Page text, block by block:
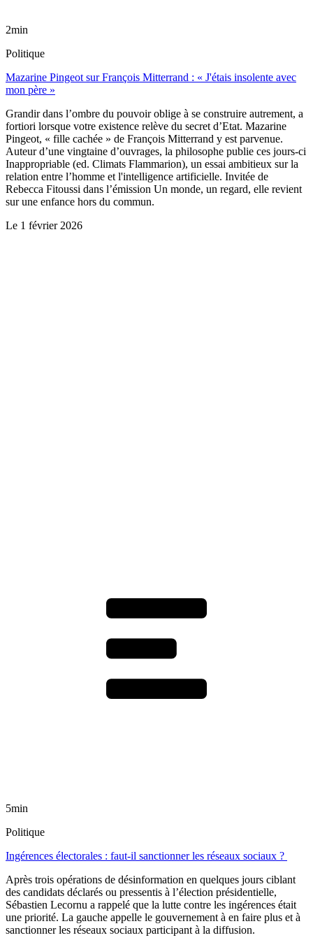
2min
Politique
Mazarine Pingeot sur François Mitterrand : « J'étais insolente avec
mon père »
Grandir dans l’ombre du pouvoir oblige à se construire autrement, a
fortiori lorsque votre existence relève du secret d’Etat. Mazarine
Pingeot, « fille cachée » de François Mitterrand y est parvenue.
Auteur d’une vingtaine d’ouvrages, la philosophe publie ces jours-ci
Inappropriable (ed. Climats Flammarion), un essai ambitieux sur la
relation entre l’homme et l'intelligence artificielle. Invitée de
Rebecca Fitoussi dans l’émission Un monde, un regard, elle revient
sur une enfance hors du commun.
Le 1 février 2026
5min
Politique
Ingérences électorales : faut-il sanctionner les réseaux sociaux ?
Après trois opérations de désinformation en quelques jours ciblant
des candidats déclarés ou pressentis à l’élection présidentielle,
Sébastien Lecornu a rappelé que la lutte contre les ingérences était
une priorité. La gauche appelle le gouvernement à en faire plus et à
sanctionner les réseaux sociaux participant à la diffusion.